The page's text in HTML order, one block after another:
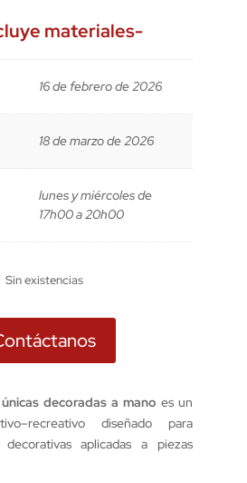
materiales-
16 de febrero de 2026
18 de marzo de 2026
lunes y miércoles de
17h00 a 20h00
Sin existencias
decoradas a mano es un
diseñado para
aplicadas a piezas